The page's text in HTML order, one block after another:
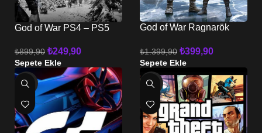
God of War PS4 – PS5
₺899,90 ₺249,90
Sepete Ekle
God of War Ragnarök
₺1.399,90 ₺399,90
Sepete Ekle
-74% -67%